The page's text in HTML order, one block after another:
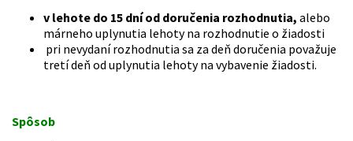
v lehote do 15 dní od doručenia rozhodnutia, alebo
márneho uplynutia lehoty na rozhodnutie o žiadosti
pri nevydaní rozhodnutia sa za deň doručenia považuje
tretí deň od uplynutia lehoty na vybavenie žiadosti.
Spôsob